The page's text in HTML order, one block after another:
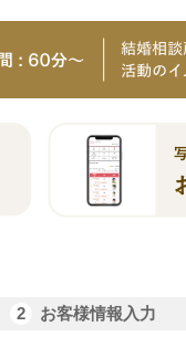
2 お客様情報入力